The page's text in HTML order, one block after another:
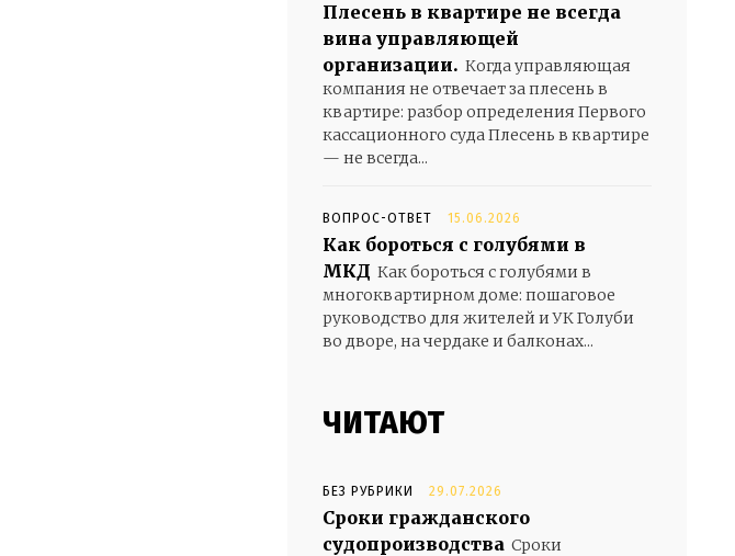
Плесень в квартире не всегда
вина управляющей
организации. Когда управляющая
компания не отвечает за плесень в
квартире: разбор определения Первого
кассационного суда Плесень в квартире
— не всегда...
ВОПРОС-ОТВЕТ 15.06.2026
Как бороться с голубями в
МКД Как бороться с голубями в
многоквартирном доме: пошаговое
руководство для жителей и УК Голуби
во дворе, на чердаке и балконах...
ЧИТАЮТ
БЕЗ РУБРИКИ 29.07.2026
Сроки гражданского
судопроизводства Сроки